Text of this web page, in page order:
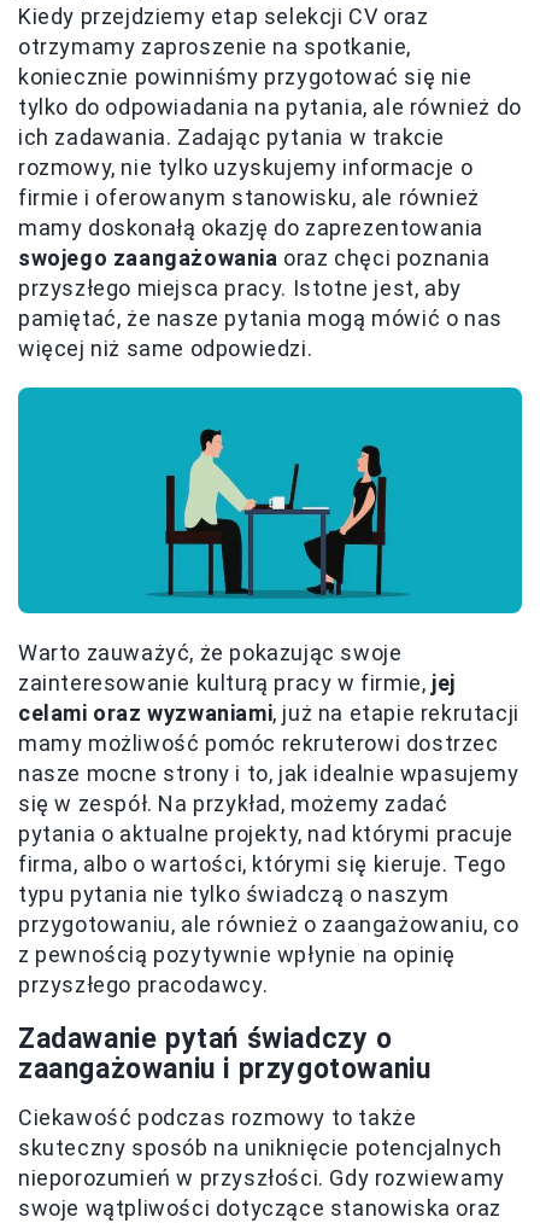
Kiedy przejdziemy etap selekcji CV oraz
otrzymamy zaproszenie na spotkanie,
koniecznie powinniśmy przygotować się nie
tylko do odpowiadania na pytania, ale również do
ich zadawania. Zadając pytania w trakcie
rozmowy, nie tylko uzyskujemy informacje o
firmie i oferowanym stanowisku, ale również
mamy doskonałą okazję do zaprezentowania
swojego zaangażowania oraz chęci poznania
przyszłego miejsca pracy. Istotne jest, aby
pamiętać, że nasze pytania mogą mówić o nas
więcej niż same odpowiedzi.
Warto zauważyć, że pokazując swoje
zainteresowanie kulturą pracy w firmie, jej
celami oraz wyzwaniami, już na etapie rekrutacji
mamy możliwość pomóc rekruterowi dostrzec
nasze mocne strony i to, jak idealnie wpasujemy
się w zespół. Na przykład, możemy zadać
pytania o aktualne projekty, nad którymi pracuje
firma, albo o wartości, którymi się kieruje. Tego
typu pytania nie tylko świadczą o naszym
przygotowaniu, ale również o zaangażowaniu, co
z pewnością pozytywnie wpłynie na opinię
przyszłego pracodawcy.
Zadawanie pytań świadczy o
zaangażowaniu i przygotowaniu
Ciekawość podczas rozmowy to także
skuteczny sposób na uniknięcie potencjalnych
nieporozumień w przyszłości. Gdy rozwiewamy
swoje wątpliwości dotyczące stanowiska oraz